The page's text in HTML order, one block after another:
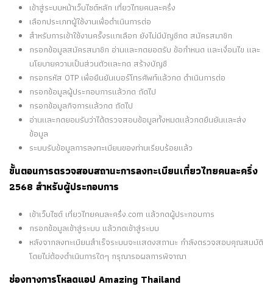
เข้าสู่ระบบหน้าเว็บไซต์หลัก เที่ยวไทยคนละครึ่ง
เลือกประเภทผู้ใช้งานเพื่อดำเนินการต่อ
สำหรับการเข้าใช้งานครั้งรแกเลือก ยังไม่มีบัญชีกด สมัครสมาชิก
กรอกข้อมูลสมัครสมาชิก อ่านและกดยอดรับ ข้อกำหนด และเงื่อนไข และ
นโยบายความเป็นส่วนตัวและกด สร้างบัญชี
กรอกรหัส OTP เพื่อยืนยันเบอร์โทรศัพท์แล้วกด ดำเนินการต่อ
กรอกข้อมูลผู้ประกอบการแล้วกด ถัดไป
กรอกข้อมูลกิจการแล้วกด ถัดไป
อ่านและกดยอมรับว่าได้ตรวจสอบข้อมูลทั้งหมดแล้วกดยืนยันและส่ง
ข้อมูล
ระบบรับข้อมูลการลงทะเบียนของท่านเรียบร้อยแล้ว
ขั้นตอนการตรวจสอบสถานะการลงทะเบียนเที่ยวไทยคนละครึ่ง
2568 สำหรับผู้ประกอบการ
เข้าเว็บไซต์ เที่ยวไทยคนละครึ่ง.com แล้วกดผู้ประกอบการ
กรอกข้อมูลเข้าสู่ระบบ แล้วกดเข้าสู่ระบบ
หลังจากลงทะเบียนสำเร็จระบบจะแสดงสถานะ กำลังตรวจสอบคุณสมบัติ
โดยไม่ต้องดำเนินการใดๆ กรุณารอผลการพิจาณา
ช่องทางการโหลดแอป Amazing Thailand